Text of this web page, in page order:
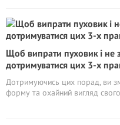
Щоб випрати пуховик і не
дотримуватися цих 3-х
Дотримуючись цих порад, ви
форму та охайний вигляд